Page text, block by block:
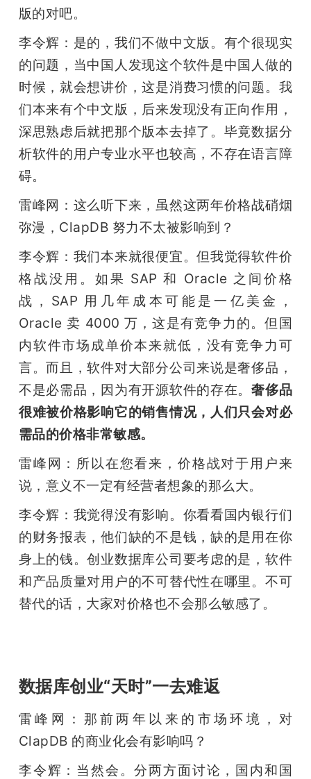
版的对吧。
李令辉：是的，我们不做中文版。有个很现实
的问题，当中国人发现这个软件是中国人做的
时候，就会想讲价，这是消费习惯的问题。我
们本来有个中文版，后来发现没有正向作用，
深思熟虑后就把那个版本去掉了。毕竟数据分
析软件的用户专业水平也较高，不存在语言障
碍。
雷峰网：这么听下来，虽然这两年价格战硝烟
弥漫，ClapDB 努力不太被影响到？
李令辉：我们本来就很便宜。但我觉得软件价
格战没用。如果 SAP 和 Oracle 之间价格
战，SAP 用几年成本可能是一亿美金，
Oracle 卖 4000 万，这是有竞争力的。但国
内软件市场成单价本来就低，没有竞争力可
言。而且，软件对大部分公司来说是奢侈品，
不是必需品，因为有开源软件的存在。奢侈品
很难被价格影响它的销售情况，人们只会对必
需品的价格非常敏感。
雷峰网：所以在您看来，价格战对于用户来
说，意义不一定有经营者想象的那么大。
李令辉：我觉得没有影响。你看看国内银行们
的财务报表，他们缺的不是钱，缺的是用在你
身上的钱。创业数据库公司要考虑的是，软件
和产品质量对用户的不可替代性在哪里。不可
替代的话，大家对价格也不会那么敏感了。
数据库创业“天时”一去难返
雷峰网：那前两年以来的市场环境，对
ClapDB 的商业化会有影响吗？
李令辉：当然会。分两方面讨论，国内和国